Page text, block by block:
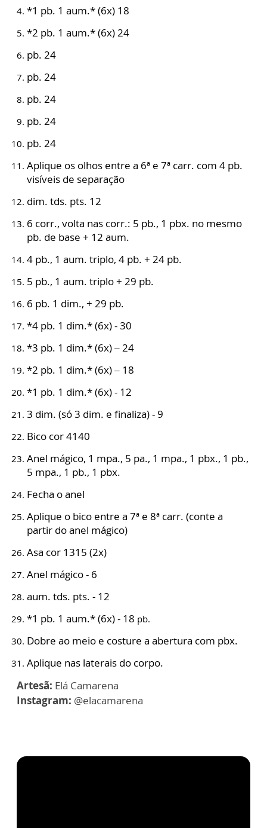
*1 pb. 1 aum.* (6x) 18
*2 pb. 1 aum.* (6x) 24
pb. 24
pb. 24
pb. 24
pb. 24
pb. 24
Aplique os olhos entre a 6ª e 7ª carr. com 4 pb.
visíveis de separação
dim. tds. pts. 12
6 corr., volta nas corr.: 5 pb., 1 pbx. no mesmo
pb. de base + 12 aum.
4 pb., 1 aum. triplo, 4 pb. + 24 pb.
5 pb., 1 aum. triplo + 29 pb.
6 pb. 1 dim., + 29 pb.
*4 pb. 1 dim.* (6x) - 30
*3 pb. 1 dim.* (6x) – 24
*2 pb. 1 dim.* (6x) – 18
*1 pb. 1 dim.* (6x) - 12
3 dim. (só 3 dim. e finaliza) - 9
Bico cor 4140
Anel mágico, 1 mpa., 5 pa., 1 mpa., 1 pbx., 1 pb.,
5 mpa., 1 pb., 1 pbx.
Fecha o anel
Aplique o bico entre a 7ª e 8ª carr. (conte a
partir do anel mágico)
Asa cor 1315 (2x)
Anel mágico - 6
aum. tds. pts. - 12
*1 pb. 1 aum.* (6x) - 18 pb.
Dobre ao meio e costure a abertura com pbx.
Aplique nas laterais do corpo.
Artesã: Elá Camarena
Instagram: @elacamarena